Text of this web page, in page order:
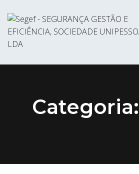
Categoria: